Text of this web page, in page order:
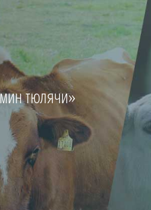
тюлячи»